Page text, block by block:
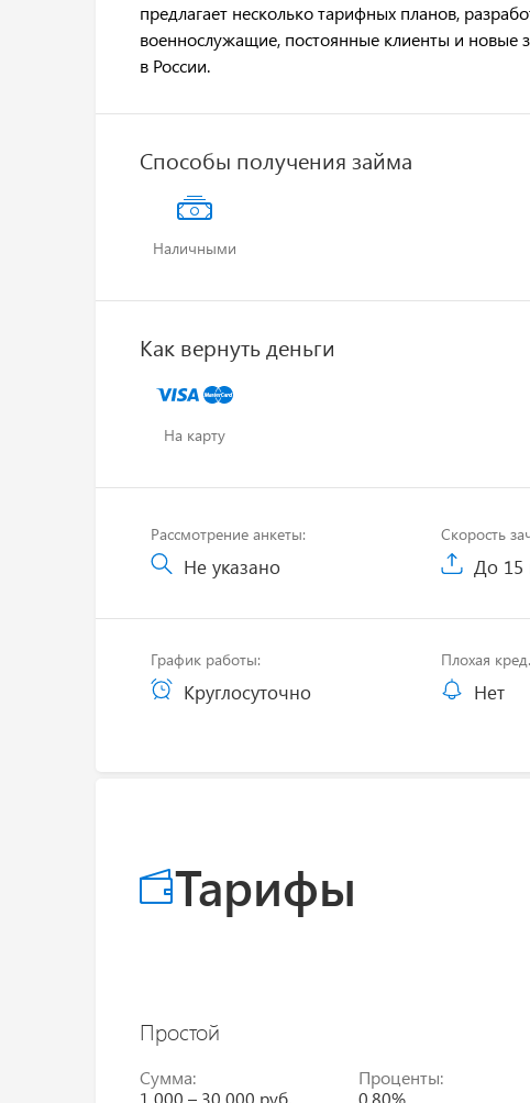
предлагает несколько тарифных планов,
военнослужащие, постоянные клиенты и
в России.
Способы получения займа
Наличными
Как вернуть деньги
На карту
Рассмотрение анкеты:
Не указано
Скорость
До 15
График работы:
Круглосуточно
Плохая
Нет
Тарифы
Простой
Сумма:
1 000 – 30 000 руб.
Проценты:
0.80%